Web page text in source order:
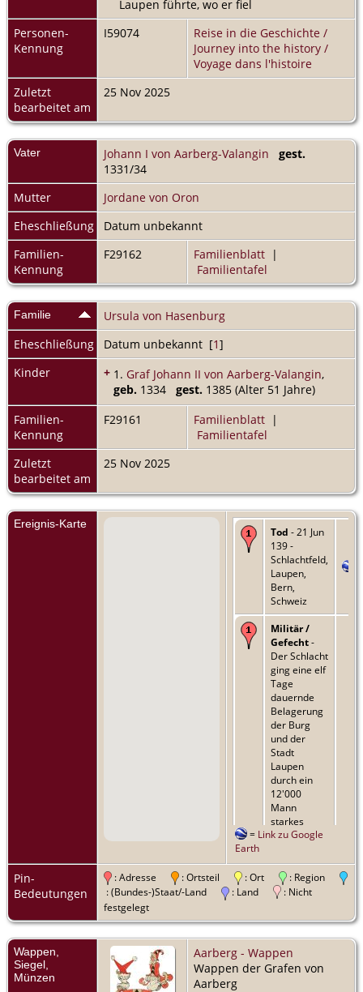
Laupen führte, wo er fiel
Personen-
Kennung
I59074
Reise in die Geschichte /
Journey into the history /
Voyage dans l'histoire
Zuletzt
bearbeitet am
25 Nov 2025
Vater Johann I von Aarberg-Valangin
gest.
1331/34
Mutter
Jordane von Oron
Eheschließung
Datum unbekannt
Familien-
Kennung
F29162 Familienblatt |
Familientafel
Familie
Ursula von Hasenburg
Eheschließung
Datum unbekannt [1]
Kinder
+ 1. Graf Johann II von Aarberg-Valangin,
geb. 1334 gest. 1385 (Alter 51 Jahre)
Familien-
Kennung
F29161 Familienblatt |
Familientafel
Zuletzt
bearbeitet am
25 Nov 2025
Ereignis-Karte
Tod - 21 Jun
139 -
Schlachtfeld,
Laupen,
Bern,
Schweiz
Militär /
Gefecht-
Der Schlacht
ging eine elf
Tage
dauernde
Belagerung
der Burg
und der
Stadt
Laupen
durch ein
12'000
Mann
starkes
kaisertreues
Gerhard von
Valangin
und dem
Basel,
Münsingen,
voraus. -
= Link zu Google
Earth
Pin-
Bedeutungen
: Adresse : Ortsteil : Ort
: Region
: (Bundes-)Staat/-Land
: Land
: Nicht
festgelegt
Wappen,
Siegel,
Münzen
Aarberg - Wappen
Wappen der Grafen von
Aarberg